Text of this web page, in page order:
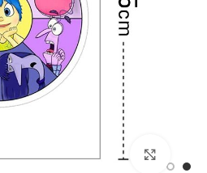
بزرگنمایی تصویر